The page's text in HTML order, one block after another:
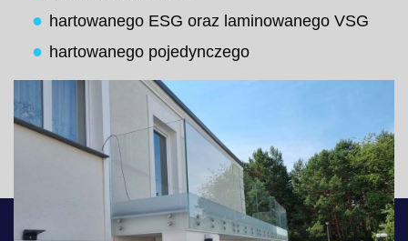
hartowanego ESG oraz laminowanego VSG
hartowanego pojedynczego